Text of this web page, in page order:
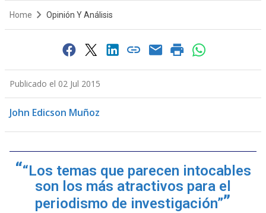
Home Opinión Y Análisis
Publicado el 02 Jul 2015
John Edicson Muñoz
“Los temas que parecen intocables
son los más atractivos para el
periodismo de investigación”